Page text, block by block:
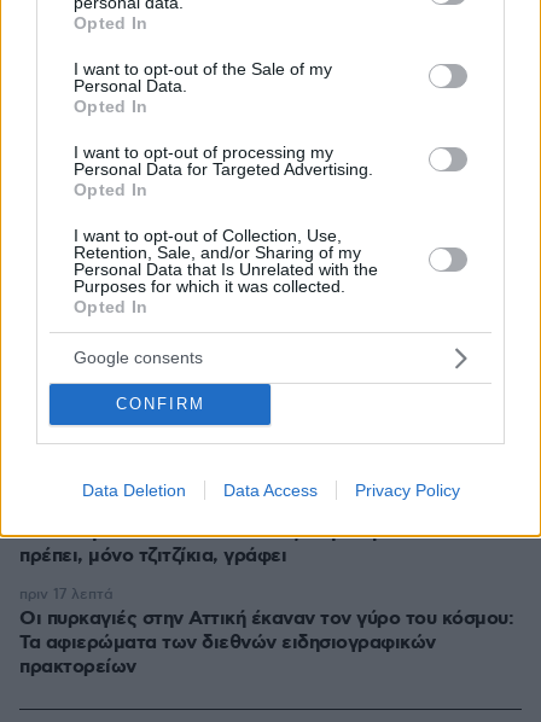
grant or deny consent to Google and its third-party tags to
use your data for below specified purposes in below Google
consent section.
Opted In
I want to opt-out of the Sale of my
Personal Data.
Opted In
I want to opt-out of processing my
Personal Data for Targeted Advertising.
Opted In
I want to opt-out of Collection, Use,
Retention, Sale, and/or Sharing of my
Personal Data that Is Unrelated with the
Purposes for which it was collected.
Opted In
Google consents
CONFIRM
Data Deletion Data Access Privacy Policy
Μετέτρεψαν χωράφι στη Χαλκηδόνα Θεσσαλονίκης σε
χωματερή με μπάζα από ανακαινίσεις, δύο συλλήψεις
Το μυστήριο με το «rainbow baby» λύθηκε μετά από 65
χρόνια: Η πιο συγκινητική ιστορία υιοθεσίας
πριν 5 λεπτά
Συνεχίζει να γράφει ιστορία ο Άλεν: «Σέρβιρε» τον
πριν 6 λεπτά
Κράζεις, θαυμάζεις - Ξεπούλησε αυτό το αυτοκίνητο
πριν 6 λεπτά
Ιλαρά: Ακριβό το τίμημα της χαμηλής εμβολιαστικής
κάλυψης στις ΗΠΑ – Κάθε κρούσμα κοστίζει πάνω από
53.000 δολάρια
πριν 12 λεπτά
Νεαρή γυναίκα από την Αιθιοπία έγινε viral με τη φυσική
πριν 14 λεπτά
Η Δανάη Παππά κάνει διακοπές στην Εύβοια: Κανένα
πρέπει, μόνο τζιτζίκια, γράφει
Οι πυρκαγιές στην Αττική έκαναν τον γύρο του κόσμου:
Τα αφιερώματα των διεθνών ειδησιογραφικών
πρακτορείων
πριν 17 λεπτά